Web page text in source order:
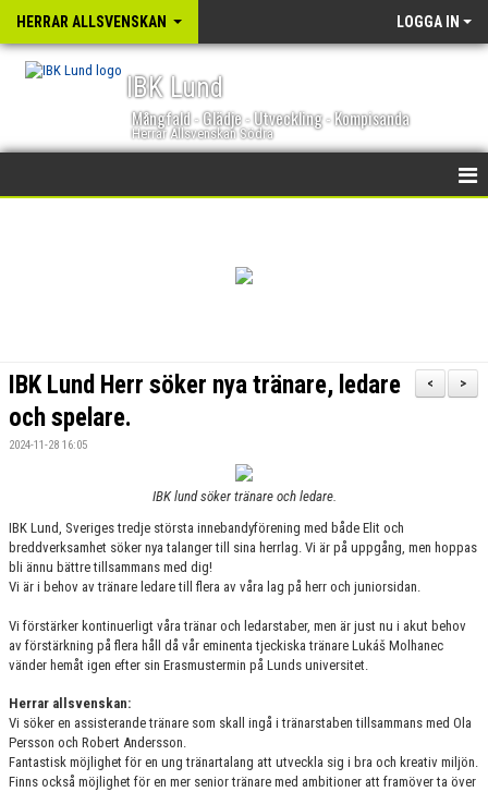
HERRAR ALLSVENSKAN LOGGA IN
IBK Lund
Mångfald - Glädje - Utveckling - Kompisanda
Herrar Allsvenskan Södra
GÄSTBOK
BILDGALLERI
MATCHER
HERRAR ALLSVENSKAN 25/26
SKÅNEMÄSTERSKAPEN 21/22
>
<
IBK Lund Herr söker nya tränare, ledare
och spelare.
2024-11-28 16:05
IBK lund söker tränare och ledare.
IBK Lund, Sveriges tredje största innebandyförening med både Elit och
breddverksamhet söker nya talanger till sina herrlag. Vi är på uppgång, men hoppas
bli ännu bättre tillsammans med dig!
Vi är i behov av tränare ledare till flera av våra lag på herr och juniorsidan.
Vi förstärker kontinuerligt våra tränar och ledarstaber, men är just nu i akut behov
av förstärkning på flera håll då vår eminenta tjeckiska tränare Lukáš Molhanec
vänder hemåt igen efter sin Erasmustermin på Lunds universitet.
Herrar allsvenskan:
Vi söker en assisterande tränare som skall ingå i tränarstaben tillsammans med Ola
Persson och Robert Andersson.
Fantastisk möjlighet för en ung tränartalang att utveckla sig i bra och kreativ miljön.
Finns också möjlighet för en mer senior tränare med ambitioner att framöver ta över